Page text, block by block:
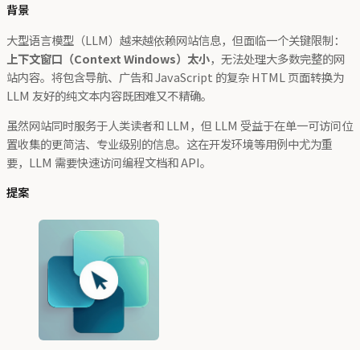
背景
大型语言模型（LLM）越来越依赖网站信息，但面临一个关键限制：
上下文窗口（Context Windows）太小，无法处理大多数完整的网
站内容。将包含导航、广告和 JavaScript 的复杂 HTML 页面转换为
LLM 友好的纯文本内容既困难又不精确。
虽然网站同时服务于人类读者和 LLM，但 LLM 受益于在单一可访问位
置收集的更简洁、专业级别的信息。这在开发环境等用例中尤为重
要，LLM 需要快速访问编程文档和 API。
提案